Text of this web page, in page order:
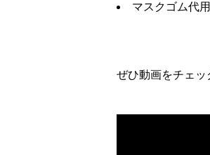
マスクゴム代
ぜひ動画をチェッ